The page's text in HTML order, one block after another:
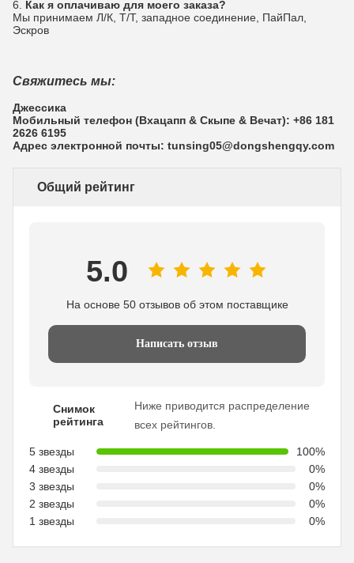
6. Как я оплачиваю для моего заказа?
Мы принимаем Л/К, Т/Т, западное соединение, ПайПал,
Эскров
Свяжитесь мы:
Джессика
Мобильный телефон (Вхацапп & Скыпе & Вечат): +86 181
2626 6195
Адрес электронной почты: tunsing05@dongshengqy.com
Общий рейтинг
5.0
На основе 50 отзывов об этом поставщике
Написать отзыв
Снимок
рейтинга
Ниже приводится распределение
всех рейтингов.
5 звезды
100%
4 звезды
0%
3 звезды
0%
2 звезды
0%
1 звезды
0%